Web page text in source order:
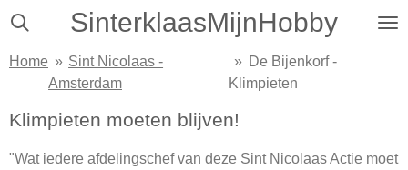
Ga
naar
SinterklaasMijnHobby
Home » Sint Nicolaas -
Amsterdam
» De Bijenkorf -
Klimpieten
Klimpieten moeten blijven!
"Wat iedere afdelingschef van deze Sint Nicolaas Actie moet